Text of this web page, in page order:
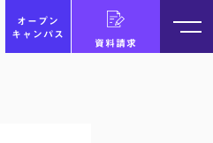
オープン
キャンパス
資料請求